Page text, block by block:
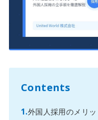
Contents
外国人採用のメリ